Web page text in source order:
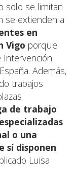
solo se limitan
se extienden a
en
Vigo porque
Además,
trabajos
de trabajo
o una
sí disponen
Luisa